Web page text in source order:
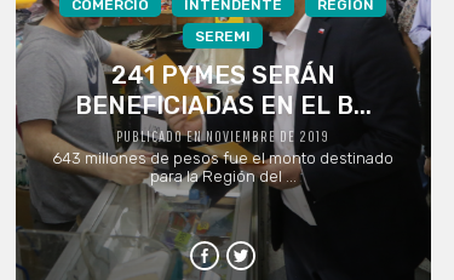
COMERCIO INTENDENTE
REGION
SEREMI
241 PYMES SERÁN
BENEFICIADAS EN EL B...
PUBLICADO EN NOVIEMBRE DE 2019
643 millones de pesos fue el monto destinado
para la Región del ...